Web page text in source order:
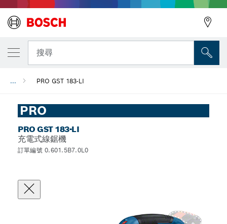
搜尋
... PRO GST 183-LI
PRO
PRO GST 183-LI
充電式線鋸機
訂單編號 0.601.5B7.0L0